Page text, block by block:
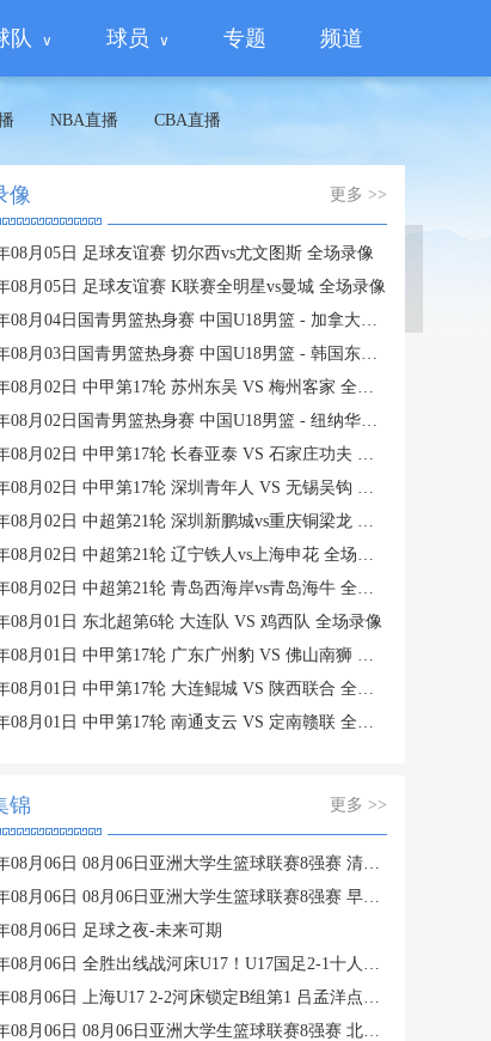
队 球员 专题 频道
NBA直播 CBA直播
蜘蛛直播
像 更多 >>
08月05日 足球友谊赛 切尔西vs尤文图斯 全场录像
08月05日 足球友谊赛 K联赛全明星vs曼城 全场录像
月04日国青男篮热身赛 中国U18男篮 - 加拿大大卫·安篮球学院 全场录像
月03日国青男篮热身赛 中国U18男篮 - 韩国东国大学 全场录像
08月02日 中甲第17轮 苏州东吴 VS 梅州客家 全场录像
月02日国青男篮热身赛 中国U18男篮 - 纽纳华丁闪电队 全场录像
08月02日 中甲第17轮 长春亚泰 VS 石家庄功夫 全场录像
08月02日 中甲第17轮 深圳青年人 VS 无锡吴钩 全场录像
08月02日 中超第21轮 深圳新鹏城vs重庆铜梁龙 全场录像
08月02日 中超第21轮 辽宁铁人vs上海申花 全场录像
08月02日 中超第21轮 青岛西海岸vs青岛海牛 全场录像
08月01日 东北超第6轮 大连队 VS 鸡西队 全场录像
08月01日 中甲第17轮 广东广州豹 VS 佛山南狮 全场录像
08月01日 中甲第17轮 大连鲲城 VS 陕西联合 全场录像
08月01日 中甲第17轮 南通支云 VS 定南赣联 全场录像
锦 更多 >>
月06日 08月06日亚洲大学生篮球联赛8强赛 清华大学 85 - 81 菲律宾大学 集锦
月06日 08月06日亚洲大学生篮球联赛8强赛 早稻田大学 78 - 71 高丽大学 集锦
08月06日 足球之夜-未来可期
月06日 全胜出线战河床U17！U17国足2-1十人药厂U17 赵松源登场1分钟传射
月06日 上海U17 2-2河床锁定B组第1 吕孟洋点射阿布力米破门 将战A组第2
月06日 08月06日亚洲大学生篮球联赛8强赛 北京大学 77 - 79 上海交通大学 集锦